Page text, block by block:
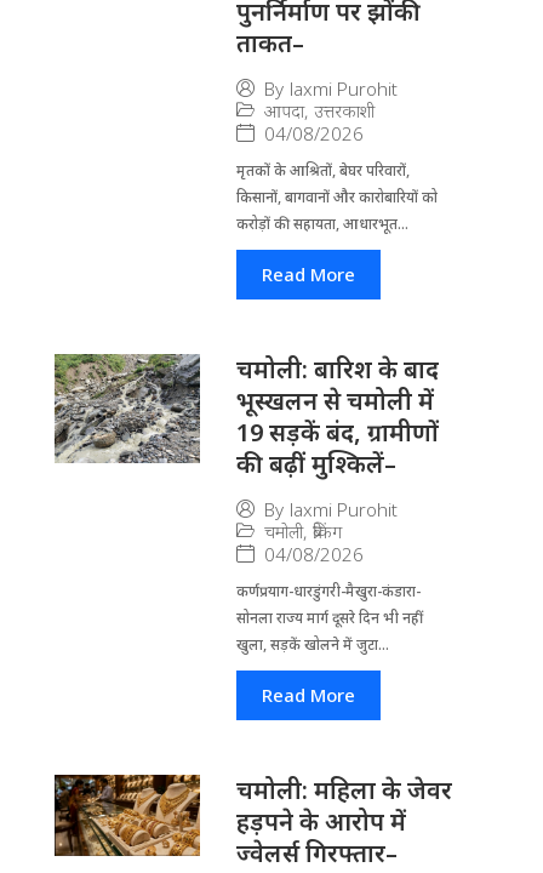
पुनर्निर्माण पर झोंकी
ताकत–
By laxmi Purohit
आपदा, उत्तरकाशी
04/08/2026
मृतकों के आश्रितों, बेघर परिवारों,
किसानों, बागवानों और कारोबारियों को
करोड़ों की सहायता, आधारभूत...
Read More
चमोली: बारिश के बाद
भूस्खलन से चमोली में
19 सड़कें बंद, ग्रामीणों
की बढ़ीं मुश्किलें–
By laxmi Purohit
चमोली, ब्रेकिंग
04/08/2026
कर्णप्रयाग-धारडुंगरी-मैखुरा-कंडारा-
सोनला राज्य मार्ग दूसरे दिन भी नहीं
खुला, सड़कें खोलने में जुटा...
Read More
चमोली: महिला के जेवर
हड़पने के आरोप में
ज्वेलर्स गिरफ्तार–